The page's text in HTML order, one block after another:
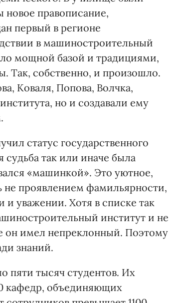
правописание,
первый в регионе
в машиностроительный
мощной базой и традициями,
Так, собственно, и произошло.
Коваля, Попова, Волчка,
но и создавали ему
статус государственного
судьба так или иначе была
«машинкой». Это уютное,
не проявлением фамильярности,
и уважении. Хотя в списке так
институт и не
он имел непреклонный. Поэтому
знаний.
пяти тысяч студентов. Их
кафедр, объединяющих